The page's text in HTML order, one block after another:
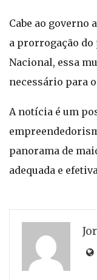
Cabe ao
a prorrogação do
Nacional, essa
necessário para
A notícia é um
panorama de
adequada e